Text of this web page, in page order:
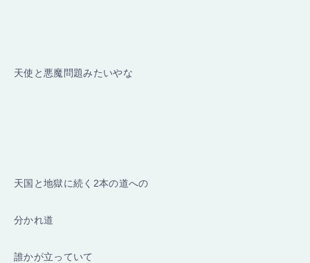
天使と悪魔問題みたいやな
天国と地獄に続く2本の道への
分かれ道
誰かが立っていて